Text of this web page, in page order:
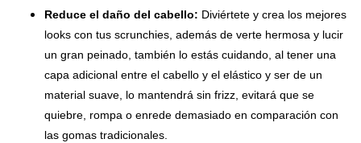
Reduce el daño del cabello: Diviértete y crea los mejores
looks con tus scrunchies, además de verte hermosa y lucir
un gran peinado, también lo estás cuidando, al tener una
capa adicional entre el cabello y el elástico y ser de un
material suave, lo mantendrá sin frizz, evitará que se
quiebre, rompa o enrede demasiado en comparación con
las gomas tradicionales.